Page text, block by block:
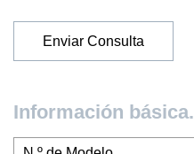
Enviar Consulta
Información básica.